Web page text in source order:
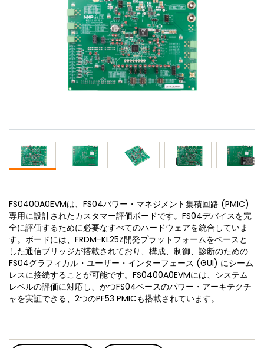
FS0400A0EVMは、FS04パワー・マネジメント集積回路 (PMIC)
専用に設計されたカスタマー評価ボードです。FS04デバイスを完
全に評価するために必要なすべてのハードウェアを統合していま
す。ボードには、FRDM-KL25Z開発プラットフォームをベースと
した通信ブリッジが搭載されており、構成、制御、診断のための
FS04グラフィカル・ユーザー・インターフェース (GUI) にシーム
レスに接続することが可能です。FS0400A0EVMには、システム
レベルの評価に対応し、かつFS04ベースのパワー・アーキテクチ
ャを実証できる、2つのPF53 PMICも搭載されています。